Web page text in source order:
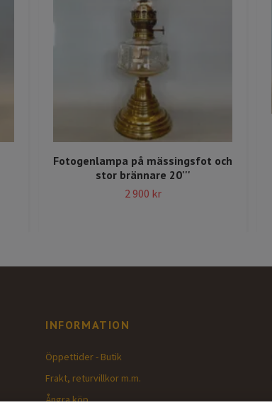
Fotogenlampa på mässingsfot och
stor brännare 20'''
2 900 kr
INFORMATION
Öppettider - Butik
Frakt, returvillkor m.m.
Ångra köp